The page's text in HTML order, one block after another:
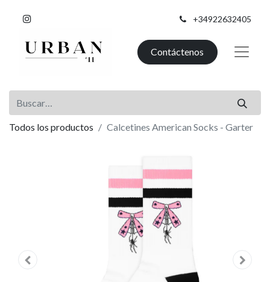
+34922632405
Contáctenos
Todos los productos Calcetines American Socks - Garter